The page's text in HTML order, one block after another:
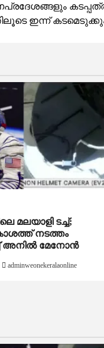
ഇന്ന്
മലയാളി ടച്ച്;
നടത്തം
അനില്‍ മേനോന്‍
adminweonekeralaonline